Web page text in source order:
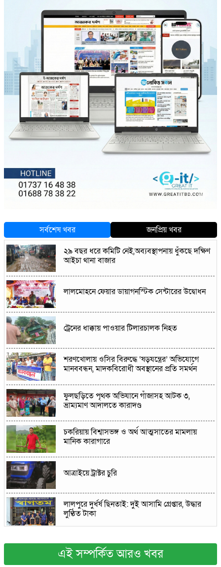
সর্বশেষ খবর
জনপ্রিয় খবর
২৯ বছর ধরে কমিটি নেই,অব্যবস্থাপনায় ধুঁকছে দক্ষিণ
আইচা থানা বাজার
লালমোহনে ফেয়ার ডায়াগনস্টিক সেন্টারের উদ্বোধন
ট্রেনের ধাক্কায় পাওয়ার টিলারচালক নিহত
শরণখোলায় ওসির বিরুদ্ধে ‘ষড়যন্ত্রের’ অভিযোগে
মানববন্ধন, মাদকবিরোধী অবস্থানের প্রতি সমর্থন
ফুলছড়িতে পৃথক অভিযানে গাঁজাসহ আটক ৩,
ভ্রাম্যমাণ আদালতে কারাদণ্ড
চকরিয়ায় বিশ্বাসভঙ্গ ও অর্থ আত্মসাতের মামলায়
মানিক কারাগারে
আত্রাইয়ে ট্রাক্টর চুরি
লালপুরে দুর্ধর্ষ ছিনতাই: দুই আসামি গ্রেপ্তার, উদ্ধার
লুণ্ঠিত টাকা
কান্দিপাড়ায় আনন্দ মিছিল: জে এল–১৪৩ নং মৌজায়
উপজেলা সদর চূড়ান্ত
এই সম্পর্কিত আরও খবর